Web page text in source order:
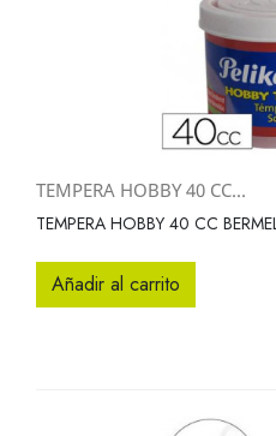
TEMPERA HOBBY 40 CC...
TEMPERA HOBBY 40 CC
Añadir al carrito